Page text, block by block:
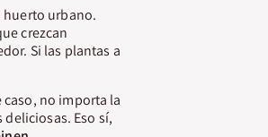
huerto urbano.
crezcan
Si las plantas a
no importa la
Eso sí,